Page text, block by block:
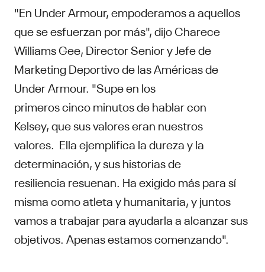
"En Under Armour, empoderamos a aquellos
que se esfuerzan por más", dijo Charece
Williams Gee, Director Senior y Jefe de
Marketing Deportivo de las Américas de
Under Armour. "Supe en los
primeros cinco minutos de hablar con
Kelsey, que sus valores eran nuestros
valores. Ella ejemplifica la dureza y la
determinación, y sus historias de
resiliencia resuenan. Ha exigido más para sí
misma como atleta y humanitaria, y juntos
vamos a trabajar para ayudarla a alcanzar sus
objetivos. Apenas estamos comenzando".